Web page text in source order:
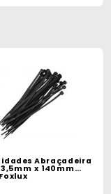
Abraçadeira
x 140mm